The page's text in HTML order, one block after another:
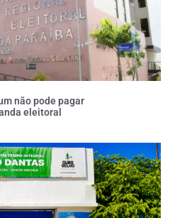
não pode pagar
eleitoral